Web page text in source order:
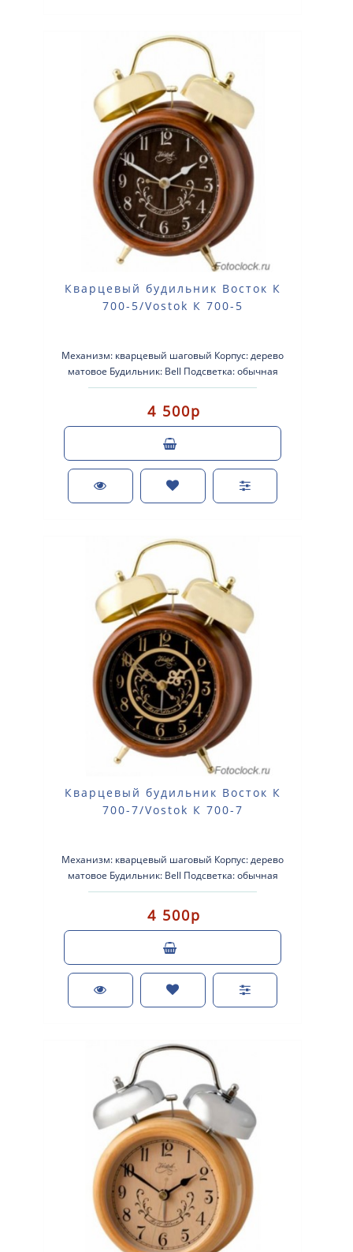
Кварцевый будильник Восток К
700-5/Vostok К 700-5
Механизм: кварцевый шаговый Корпус: дерево
матовое Будильник: Bell Подсветка: обычная
Размеры: 135-190-60мм Питание..
4 500р
Кварцевый будильник Восток К
700-7/Vostok К 700-7
Механизм: кварцевый шаговый Корпус: дерево
матовое Будильник: Bell Подсветка: обычная
Размеры: 135-190-60мм Питание..
4 500р